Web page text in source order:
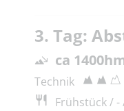
3. Tag:
ca
Technik
Frühstück / -